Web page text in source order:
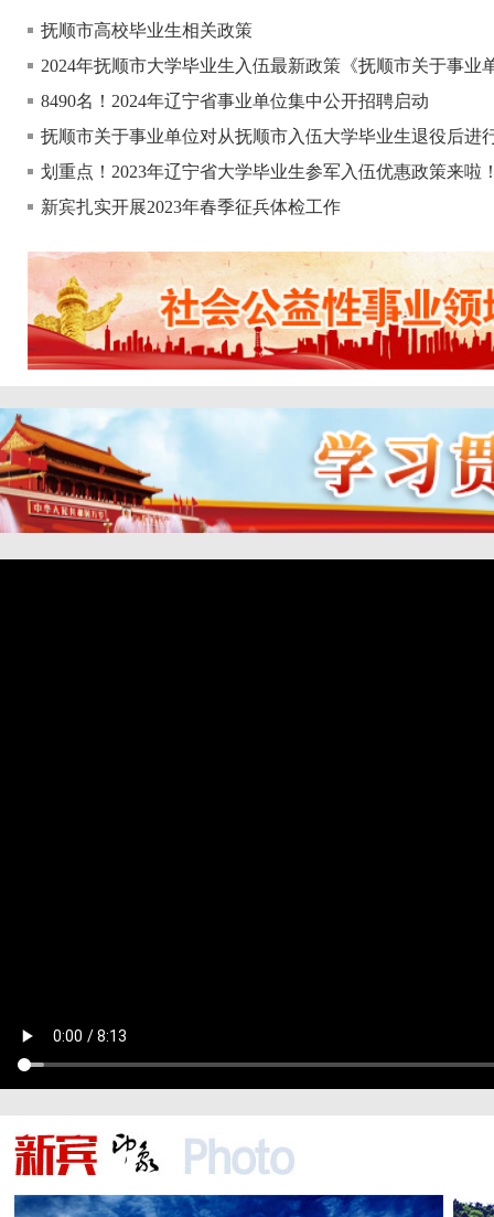
抚顺市高校毕业生相关政策
8490名！2024年辽宁省事业单位集中公开招聘启动
划重点！2023年辽宁省大学毕业生参军入伍优惠政策来啦
新宾扎实开展2023年春季征兵体检工作